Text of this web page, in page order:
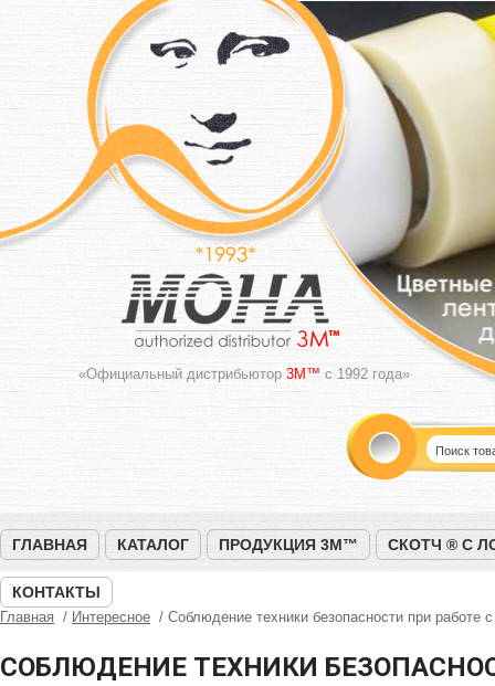
«Официальный дистрибьютор 3M™ с 1992 года»
ГЛАВНАЯ КАТАЛОГ ПРОДУКЦИЯ 3M™ СКОТЧ ® С
КОНТАКТЫ
Главная Интересное Соблюдение техники безопасности при работе
СОБЛЮДЕНИЕ ТЕХНИКИ